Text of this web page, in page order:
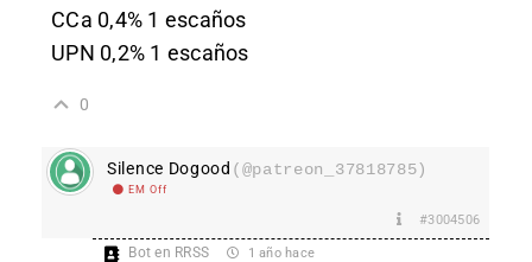
CCa 0,4% 1 escaños
UPN 0,2% 1 escaños
0
Silence Dogood (@patreon_37818785)
EM Off
#3004506
Bot en RRSS 1 año hace